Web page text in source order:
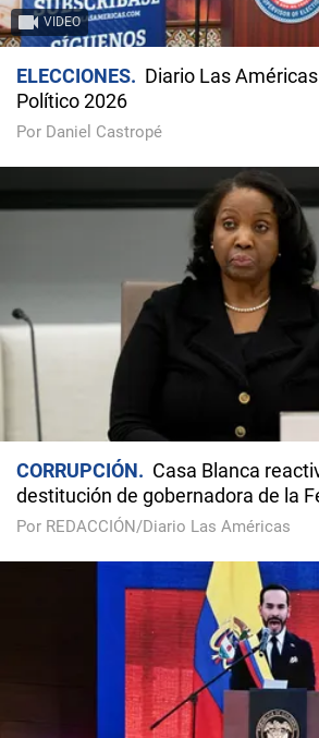
VIDEO
ELECCIONES
Diario Las
Político 2026
Por Daniel Castropé
CORRUPCIÓN
Casa Blanca
destitución de gobernadora de la
Por REDACCIÓN/Diario Las Américas